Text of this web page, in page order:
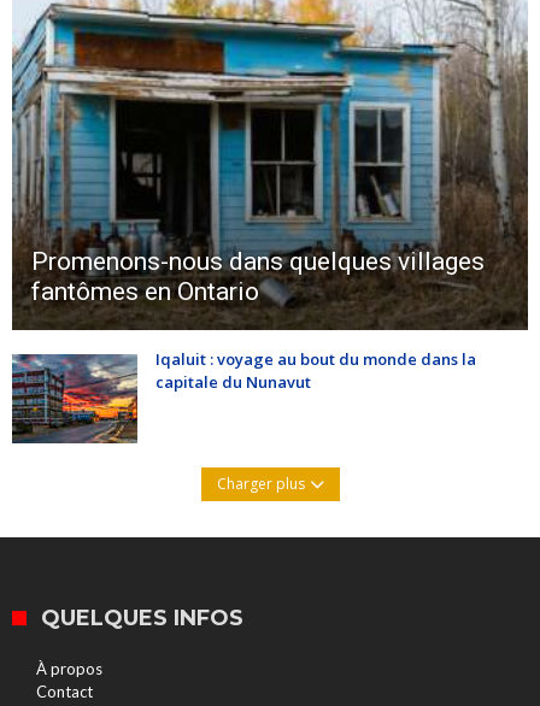
Promenons-nous dans quelques villages
fantômes en Ontario
Iqaluit : voyage au bout du monde dans la
capitale du Nunavut
Charger plus
QUELQUES INFOS
À propos
Contact